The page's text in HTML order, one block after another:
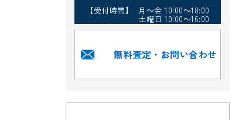
【受付時間】 月～金 10:00～18:00
土曜日 10:00～16:00
無料査定・お問い合わせ